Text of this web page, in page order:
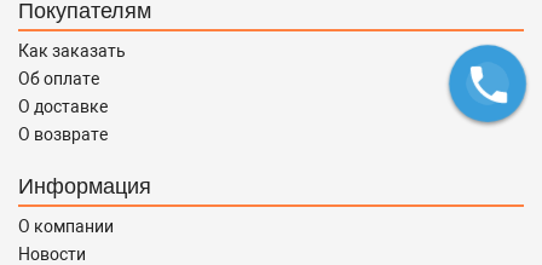
Покупателям
Как заказать
Об оплате
О доставке
О возврате
Информация
О компании
Новости